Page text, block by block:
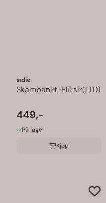
indie
Skambankt-Eliksir(LTD)
449,-
På lager
Kjøp